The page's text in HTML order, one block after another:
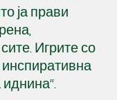
ја прави
Игрите со